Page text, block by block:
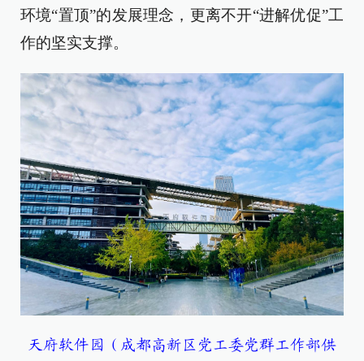
环境“置顶”的发展理念，更离不开“进解优促”工
作的坚实支撑。
天府软件园（成都高新区党工委党群工作部供